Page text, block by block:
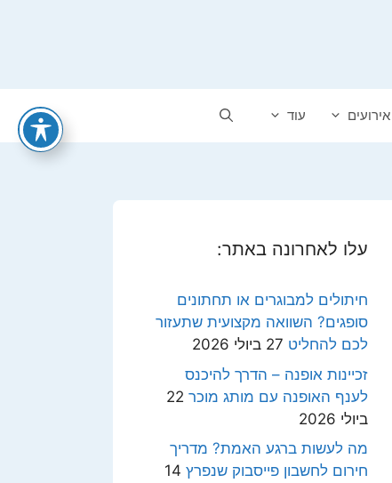
אירועים עוד
עלו לאחרונה באתר:
חיתולים למבוגרים או תחתונים
סופגים? השוואה מקצועית שתעזור
לכם להחליט 27 ביולי 2026
זכיינות אופנה – הדרך להיכנס
לענף האופנה עם מותג מוכר 22
ביולי 2026
מה לעשות ברגע האמת? מדריך
חירום לחשבון פייסבוק שנפרץ 14